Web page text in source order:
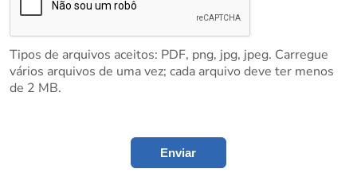
Tipos de arquivos aceitos: PDF, png, jpg, jpeg. Carregue
vários arquivos de uma vez; cada arquivo deve ter menos
de 2 MB.
Enviar